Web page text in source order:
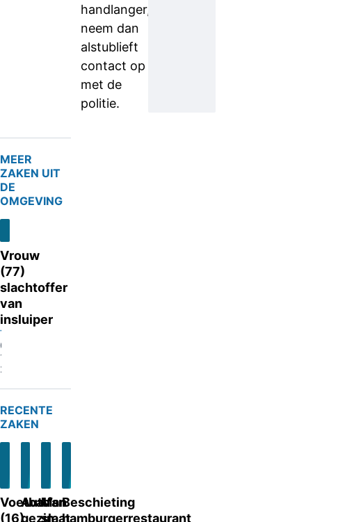
handlanger,
neem dan
alstublieft
contact op
met de
politie.
MEER
ZAKEN UIT
DE
OMGEVING
Vrouw
(77)
slachtoffer
van
insluiper
Tuk
01-
11-
2022
RECENTE
ZAKEN
Voetbalfan
(16)
Auto’s
gezin
Man
slaat
Beschieting
hamburgerrestaurant